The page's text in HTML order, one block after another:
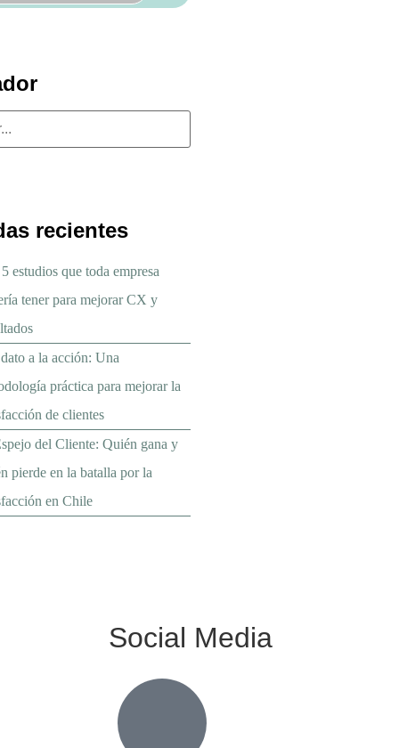
recientes
estudios que toda empresa
tener para mejorar CX y
a la acción: Una
práctica para mejorar la
de clientes
del Cliente: Quién gana y
pierde en la batalla por la
en Chile
Social Media